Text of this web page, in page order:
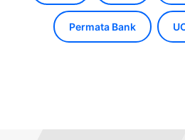
Permata Bank